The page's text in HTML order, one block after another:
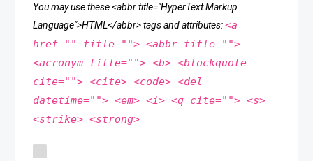
You may use these <abbr title="HyperText Markup
Language">HTML</abbr> tags and attributes:<a
href="" title=""> <abbr title="">
<acronym title=""> <b> <blockquote
cite=""> <cite> <code> <del
datetime=""> <em> <i> <q cite=""> <s>
<strike> <strong>